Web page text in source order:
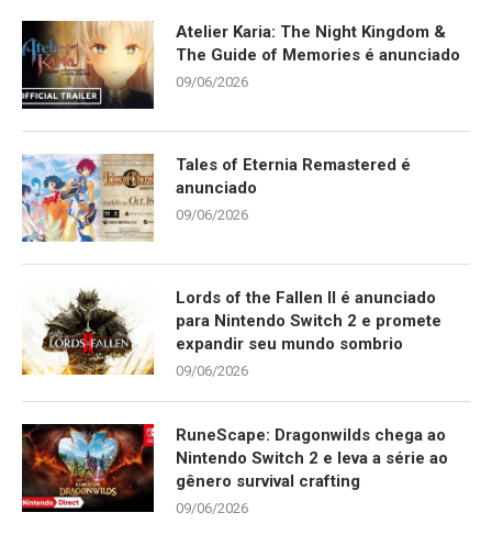
Atelier Karia: The Night Kingdom &
The Guide of Memories é anunciado
09/06/2026
Tales of Eternia Remastered é
anunciado
09/06/2026
Lords of the Fallen II é anunciado
para Nintendo Switch 2 e promete
expandir seu mundo sombrio
09/06/2026
RuneScape: Dragonwilds chega ao
Nintendo Switch 2 e leva a série ao
gênero survival crafting
09/06/2026